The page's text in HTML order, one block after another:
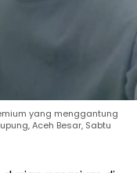
yang menggantung
Aceh Besar, Sabtu